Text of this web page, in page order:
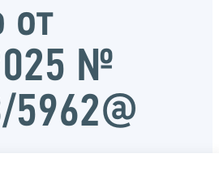
от
№